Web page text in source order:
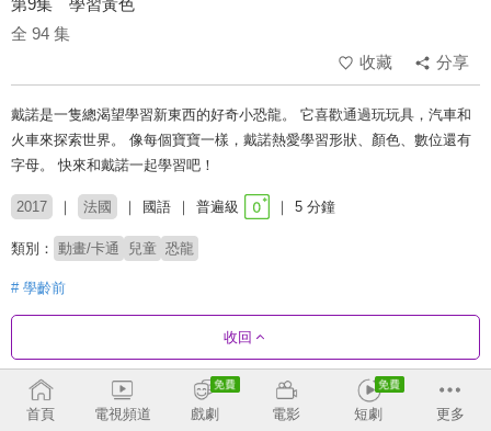
第9集 學習黃色
全 94 集
收藏
分享
戴諾是一隻總渴望學習新東西的好奇小恐龍。 它喜歡通過玩玩具，汽車和
火車來探索世界。 像每個寶寶一樣，戴諾熱愛學習形狀、顏色、數位還有
字母。 快來和戴諾一起學習吧！
2017 法國 國語 普遍級 5 分鐘
類別： 動畫/卡通 兒童 恐龍
# 學齡前
收回
劇集列表 正序
首頁 電視頻道 戲劇 電影 短劇 更多